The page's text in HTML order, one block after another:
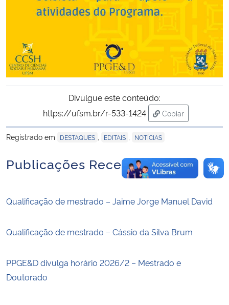
Banco Central do Brasil
Divulgue este conteúdo:
https://ufsm.br/r-533-1424
Copiar
para área de
Registrado em
DESTAQUES EDITAIS NOTÍCIAS
Publicações Recentes
Qualificação de mestrado – Jaime Jorge Manuel David
Qualificação de mestrado – Cássio da Silva Brum
PPGE&D divulga horário 2026/2 – Mestrado e
Doutorado